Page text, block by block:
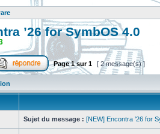
’26 for SymbOS 4.0
Page1sur1 [ 2 message(s) ]
Sujet du message : [NEW] Encontra ’26 for